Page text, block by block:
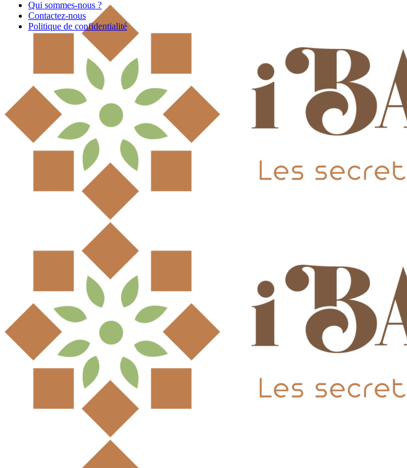
Qui sommes-nous ?
Contactez-nous
Politique de confidentialité